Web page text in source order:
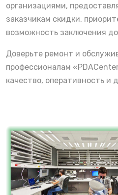
организациями,
заказчикам скидки,
возможность заключения
Доверьте ремонт и
профессионалам
качество, оперативность и